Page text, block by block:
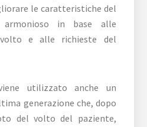
le caratteristiche del
armonioso in base alle
e alle richieste del
utilizzato anche un
generazione che, dopo
del volto del paziente,